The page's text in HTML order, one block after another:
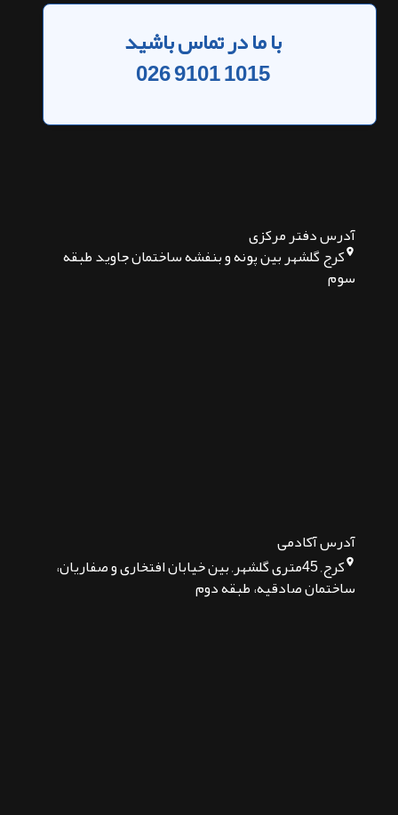
با ما در تماس باشید
026 9101 1015
آدرس دفتر مرکزی
کرج گلشهر بین پونه و بنفشه ساختمان جاوید طبقه
سوم
آدرس آکادمی
کرج, 45متری گلشهر, بین خیابان افتخاری و صفاریان،
ساختمان صادقیه، طبقه دوم